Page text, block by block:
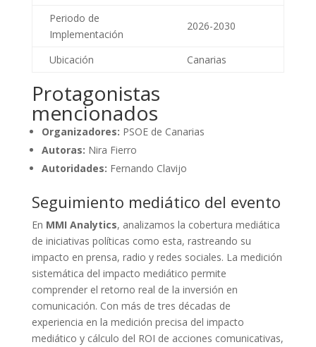
Periodo de
Implementación
2026-2030
Ubicación Canarias
Protagonistas
mencionados
Organizadores: PSOE de Canarias
Autoras: Nira Fierro
Autoridades: Fernando Clavijo
Seguimiento mediático del evento
En MMI Analytics, analizamos la cobertura mediática
de iniciativas políticas como esta, rastreando su
impacto en prensa, radio y redes sociales. La medición
sistemática del impacto mediático permite
comprender el retorno real de la inversión en
comunicación. Con más de tres décadas de
experiencia en la medición precisa del impacto
mediático y cálculo del ROI de acciones comunicativas,